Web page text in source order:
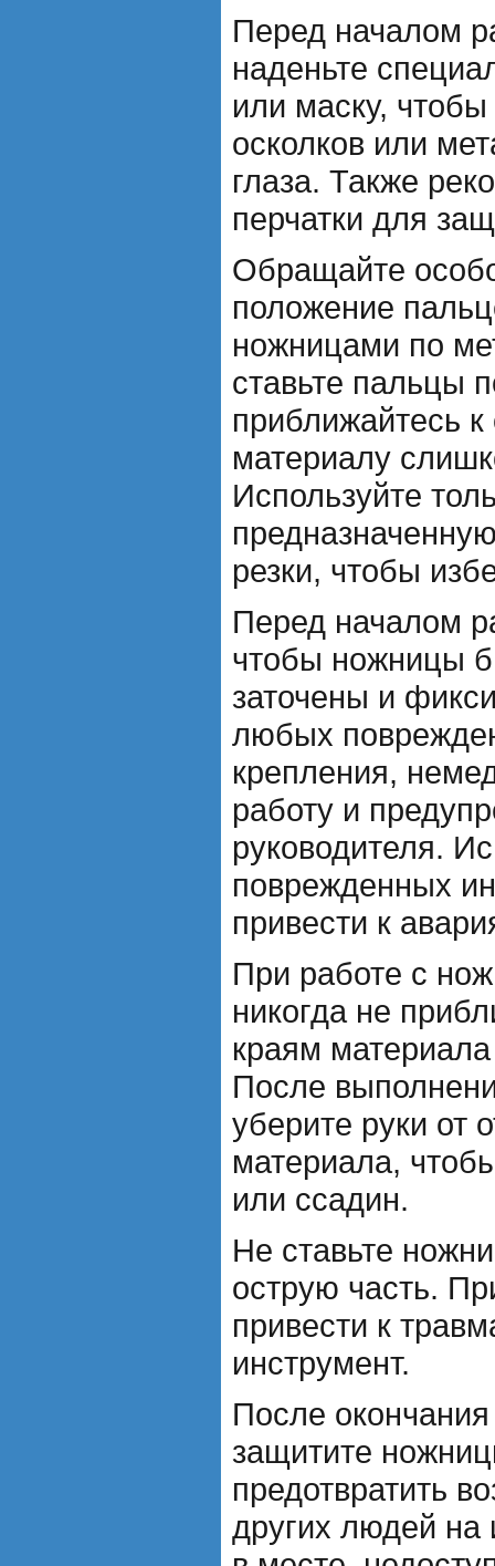
Перед началом
наденьте
или маску,
осколков или
глаза. Также
перчатки для
Обращайте
положение
ножницами по
ставьте пальцы
приближайтесь
материалу
Используйте
резки, чтобы
Перед началом
чтобы ножницы
заточены и
любых
крепления,
работу и
руководителя.
поврежденных
привести к
При работе с
никогда не
краям
После
уберите руки от
материала,
или ссадин.
Не ставьте
острую часть.
привести к
инструмент.
После
защитите
предотвратить
других людей на